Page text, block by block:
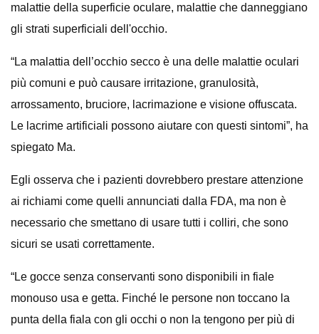
malattie della superficie oculare, malattie che danneggiano
gli strati superficiali dell'occhio.
“La malattia dell’occhio secco è una delle malattie oculari
più comuni e può causare irritazione, granulosità,
arrossamento, bruciore, lacrimazione e visione offuscata.
Le lacrime artificiali possono aiutare con questi sintomi”, ha
spiegato Ma.
Egli osserva che i pazienti dovrebbero prestare attenzione
ai richiami come quelli annunciati dalla FDA, ma non è
necessario che smettano di usare tutti i colliri, che sono
sicuri se usati correttamente.
“Le gocce senza conservanti sono disponibili in fiale
monouso usa e getta. Finché le persone non toccano la
punta della fiala con gli occhi o non la tengono per più di